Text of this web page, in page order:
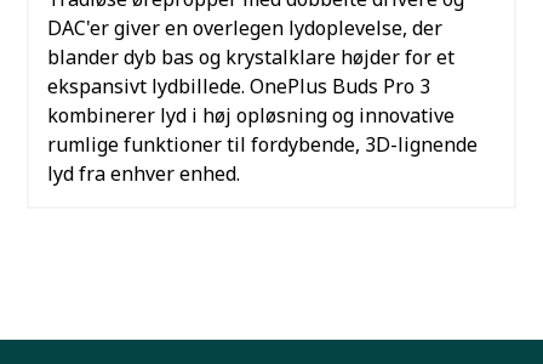
DAC'er giver en overlegen lydoplevelse, der
blander dyb bas og krystalklare højder for et
ekspansivt lydbillede. OnePlus Buds Pro 3
kombinerer lyd i høj opløsning og innovative
rumlige funktioner til fordybende, 3D-lignende
lyd fra enhver enhed.